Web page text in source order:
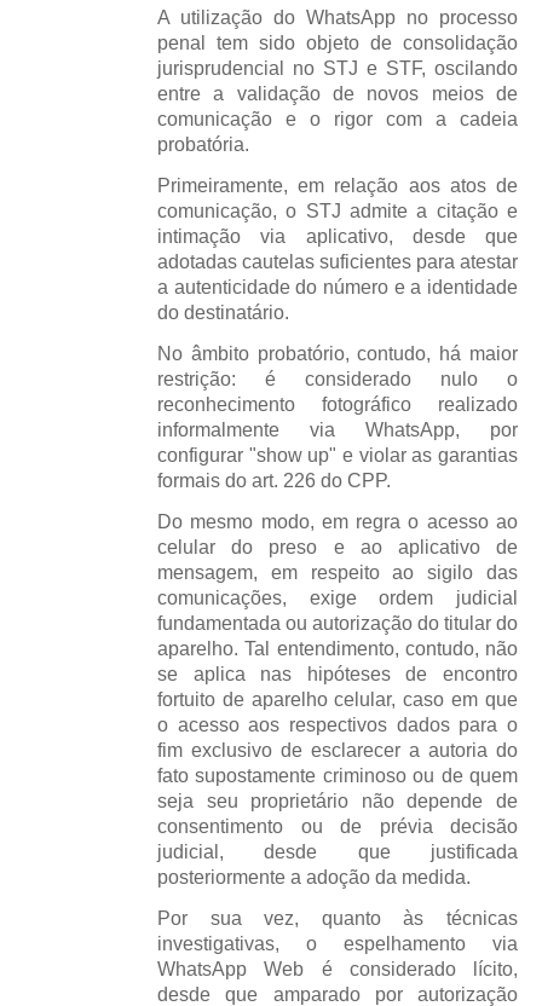
A utilização do WhatsApp no processo
penal tem sido objeto de consolidação
jurisprudencial no STJ e STF, oscilando
entre a validação de novos meios de
comunicação e o rigor com a cadeia
probatória.
Primeiramente, em relação aos atos de
comunicação, o STJ admite a citação e
intimação via aplicativo, desde que
adotadas cautelas suficientes para atestar
a autenticidade do número e a identidade
do destinatário.
No âmbito probatório, contudo, há maior
restrição: é considerado nulo o
reconhecimento fotográfico realizado
informalmente via WhatsApp, por
configurar "show up" e violar as garantias
formais do art. 226 do CPP.
Do mesmo modo, em regra o acesso ao
celular do preso e ao aplicativo de
mensagem, em respeito ao sigilo das
comunicações, exige ordem judicial
fundamentada ou autorização do titular do
aparelho. Tal entendimento, contudo, não
se aplica nas hipóteses de encontro
fortuito de aparelho celular, caso em que
o acesso aos respectivos dados para o
fim exclusivo de esclarecer a autoria do
fato supostamente criminoso ou de quem
seja seu proprietário não depende de
consentimento ou de prévia decisão
judicial, desde que justificada
posteriormente a adoção da medida.
Por sua vez, quanto às técnicas
investigativas, o espelhamento via
WhatsApp Web é considerado lícito,
desde que amparado por autorização